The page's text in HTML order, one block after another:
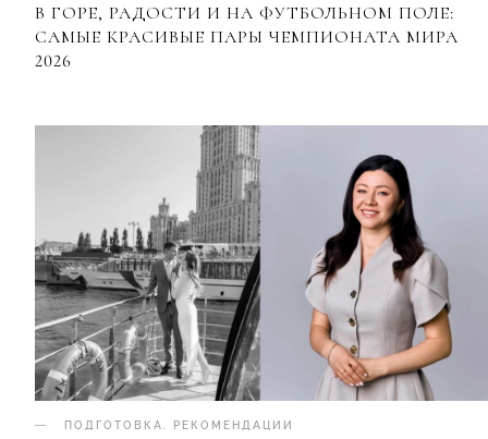
В ГОРЕ, РАДОСТИ И НА ФУТБОЛЬНОМ ПОЛЕ:
САМЫЕ КРАСИВЫЕ ПАРЫ ЧЕМПИОНАТА МИРА
2026
ПОДГОТОВКА РЕКОМЕНДАЦИИ